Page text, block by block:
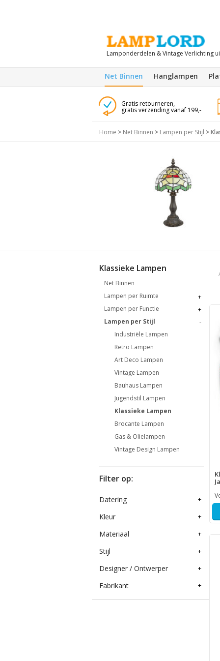
Lamponderdelen & Vintage Verlichting
Net Binnen Hanglampen
Gratis retourneren,
gratis verzending vanaf 199,-
Home > Net Binnen > Lampen per Stijl >
Klassieke Lampen
Net Binnen
Lampen per Ruimte
+
Lampen per Functie
+
Lampen per Stijl
-
Industriële Lampen
Retro Lampen
Art Deco Lampen
Vintage Lampen
Bauhaus Lampen
Jugendstil Lampen
Klassieke Lampen
Brocante Lampen
Gas & Olielampen
Vintage Design Lampen
Filter op:
+
Datering
+
Kleur
+
Materiaal
+
Stijl
+
Designer / Ontwerper
+
Fabrikant